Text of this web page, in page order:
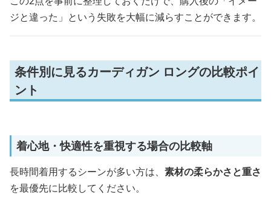
ジと違った」という失敗を大幅に減らすことができます。
条件別に見るカーディガン ロングの比較ポイ
ント
着心地・快適性を重視する場合の比較軸
長時間着用するシーンが多い方は、 素材の柔らかさと重さ
を最優先に比較してください。